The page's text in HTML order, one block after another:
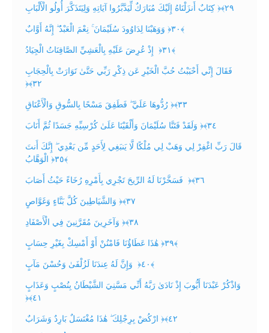
كِتَابٌ أَنزَلْنَاهُ إِلَيْكَ مُبَارَكٌ لِّيَدَّبَّرُوا آيَاتِهِ وَلِيَتَذَكَّرَ أُولُو الْأَلْبَابِ ‎﴿٢٩﴾‏
وَوَهَبْنَا لِدَاوُودَ سُلَيْمَانَ ۚ نِعْمَ الْعَبْدُ ۖ إِنَّهُ أَوَّابٌ ‎﴿٣٠﴾
‏ إِذْ عُرِضَ عَلَيْهِ بِالْعَشِيِّ الصَّافِنَاتُ الْجِيَادُ ‎﴿٣١﴾
‏ فَقَالَ إِنِّي أَحْبَبْتُ حُبَّ الْخَيْرِ عَن ذِكْرِ رَبِّي حَتَّىٰ تَوَارَتْ بِالْحِجَابِ
‎﴿٣٢﴾‏
رُدُّوهَا عَلَيَّ ۖ فَطَفِقَ مَسْحًا بِالسُّوقِ وَالْأَعْنَاقِ ‎﴿٣٣﴾‏
وَلَقَدْ فَتَنَّا سُلَيْمَانَ وَأَلْقَيْنَا عَلَىٰ كُرْسِيِّهِ جَسَدًا ثُمَّ أَنَابَ ‎﴿٣٤﴾‏
قَالَ رَبِّ اغْفِرْ لِي وَهَبْ لِي مُلْكًا لَّا يَنبَغِي لِأَحَدٍ مِّن بَعْدِي ۖ إِنَّكَ أَنتَ
الْوَهَّابُ ‎﴿٣٥﴾
‏ فَسَخَّرْنَا لَهُ الرِّيحَ تَجْرِي بِأَمْرِهِ رُخَاءً حَيْثُ أَصَابَ ‎﴿٣٦﴾‏
وَالشَّيَاطِينَ كُلَّ بَنَّاءٍ وَغَوَّاصٍ ‎﴿٣٧﴾‏
وَآخَرِينَ مُقَرَّنِينَ فِي الْأَصْفَادِ ‎﴿٣٨﴾‏
هَٰذَا عَطَاؤُنَا فَامْنُنْ أَوْ أَمْسِكْ بِغَيْرِ حِسَابٍ ‎﴿٣٩﴾
‏ وَإِنَّ لَهُ عِندَنَا لَزُلْفَىٰ وَحُسْنَ مَآبٍ ‎﴿٤٠﴾
‏ وَاذْكُرْ عَبْدَنَا أَيُّوبَ إِذْ نَادَىٰ رَبَّهُ أَنِّي مَسَّنِيَ الشَّيْطَانُ بِنُصْبٍ وَعَذَابٍ
‎﴿٤١﴾‏
ارْكُضْ بِرِجْلِكَ ۖ هَٰذَا مُغْتَسَلٌ بَارِدٌ وَشَرَابٌ ‎﴿٤٢﴾‏